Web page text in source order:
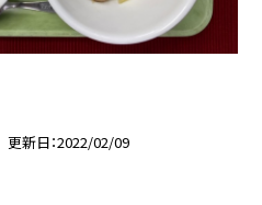
更新日 2022/02/09